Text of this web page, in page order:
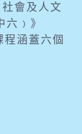
會及人文
﹚》
程涵蓋六個